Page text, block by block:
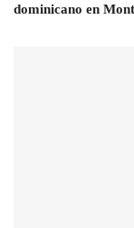
dominicano en